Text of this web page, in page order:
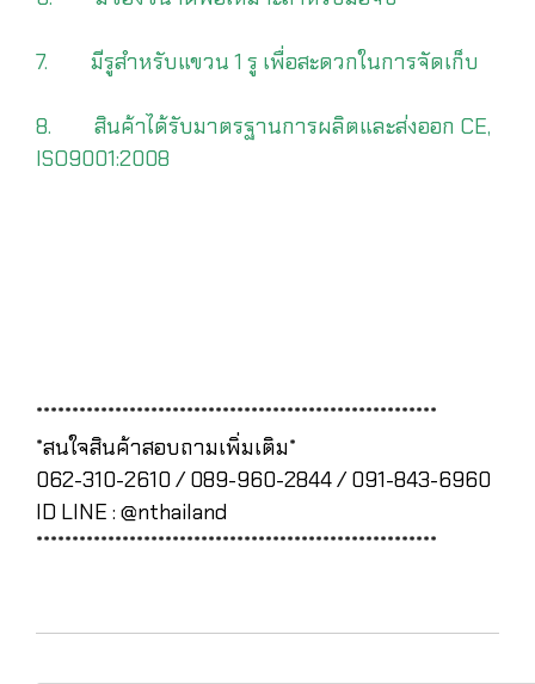
7. มีรูสำหรับแขวน 1 รู เพื่อสะดวกในการจัดเก็บ
8. สินค้าได้รับมาตรฐานการผลิตและส่งออก CE,
ISO9001:2008
********************************************************
*สนใจสินค้าสอบถามเพิ่มเติม*
062-310-2610 / 089-960-2844 / 091-843-6960
ID LINE : @nthailand
********************************************************